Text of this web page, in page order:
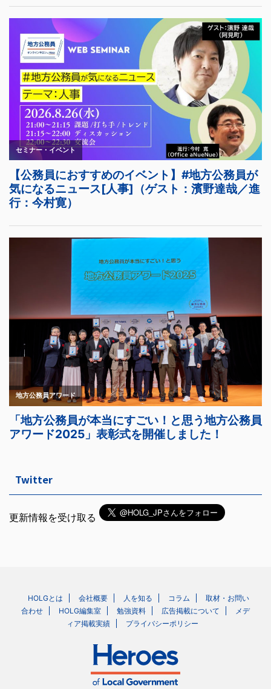
Twitter
更新情報を受け取る
HOLGとは 会社概要 人を知る コラム
取材・お問い
合わせ
HOLG編集室 勉強資料 広告掲載について
メデ
ィア掲載実績
プライバシーポリシー